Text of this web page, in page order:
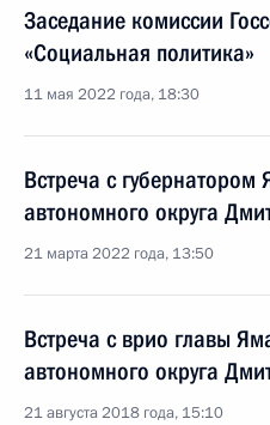
Заседание комиссии
«Социальная политика»
11 мая 2022 года, 18:30
Встреча с
автономного округа
21 марта 2022 года, 13:50
Встреча с врио главы
автономного округа
21 августа 2018 года, 15:10